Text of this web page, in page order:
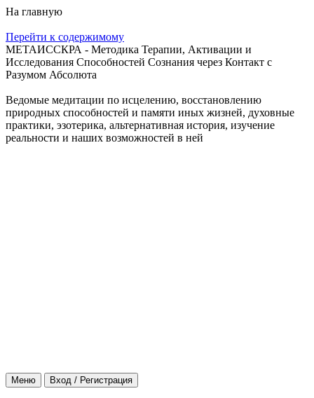
На главную
Перейти к содержимому
МЕТАИССКРА - Методика Терапии, Активации и
Исследования Способностей Сознания через Контакт с
Разумом Абсолюта
Ведомые медитации по исцелению, восстановлению
природных способностей и памяти иных жизней, духовные
практики, эзотерика, альтернативная история, изучение
реальности и наших возможностей в ней
Меню Вход / Регистрация